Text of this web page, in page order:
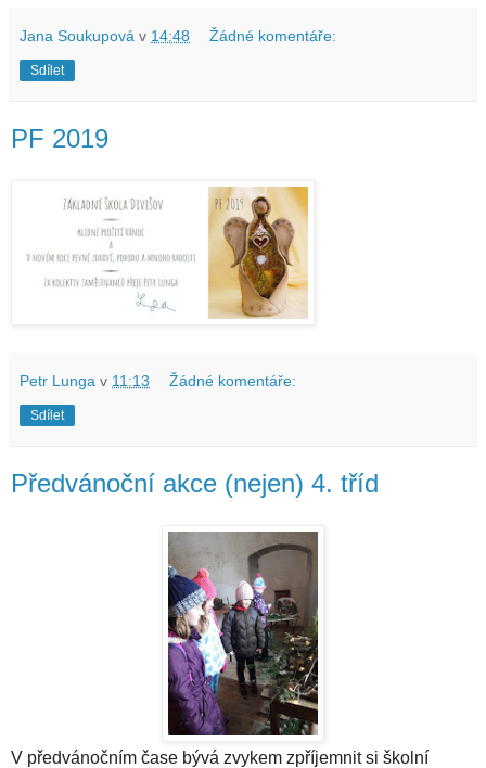
Jana Soukupová v 14:48 Žádné komentáře:
Sdílet
PF 2019
Petr Lunga v 11:13 Žádné komentáře:
Sdílet
Předvánoční akce (nejen) 4. tříd
V předvánočním čase bývá zvykem zpříjemnit si školní